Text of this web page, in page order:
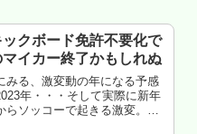
ックボード免許不要化で
イカー終了かもしれぬ
みる、激変動の年になる予感
年・・・そして実際に新年
らソッコーで起きる激変。電